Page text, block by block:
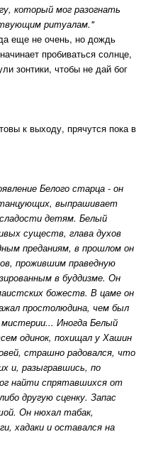
который мог разогнать
ритуалам."
еще не очень, но дождь
пробиваться солнце,
зонтики, чтобы не дай бог
к выходу, прячутся пока в
Белого старца - он
выпрашивает
детям. Белый
существ, глава духов
преданиям, в прошлом он
прожившим праведную
в буддизме. Он
божеств. В цаме он
простолюдина, чем был
Иногда Белый
одинок, похищал у Хашин
страшно радовался, что
и, разыгравшись, по
найти спрятавшихся от
другую сценку. Запас
Он нюхал табак,
хадаки и оставался на